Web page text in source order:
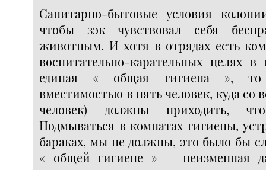
Санитарно-бытовые условия
чтобы зэк чувствовал себя
животным. И хотя в отрядах есть
воспитательно-карательных целях в
единая « общая гигиена », то
вместимостью в пять человек, куда со
человек) должны приходить,
Подмываться в комнатах гигиены,
бараках, мы не должны, это было бы
« общей гигиене » — неизменная